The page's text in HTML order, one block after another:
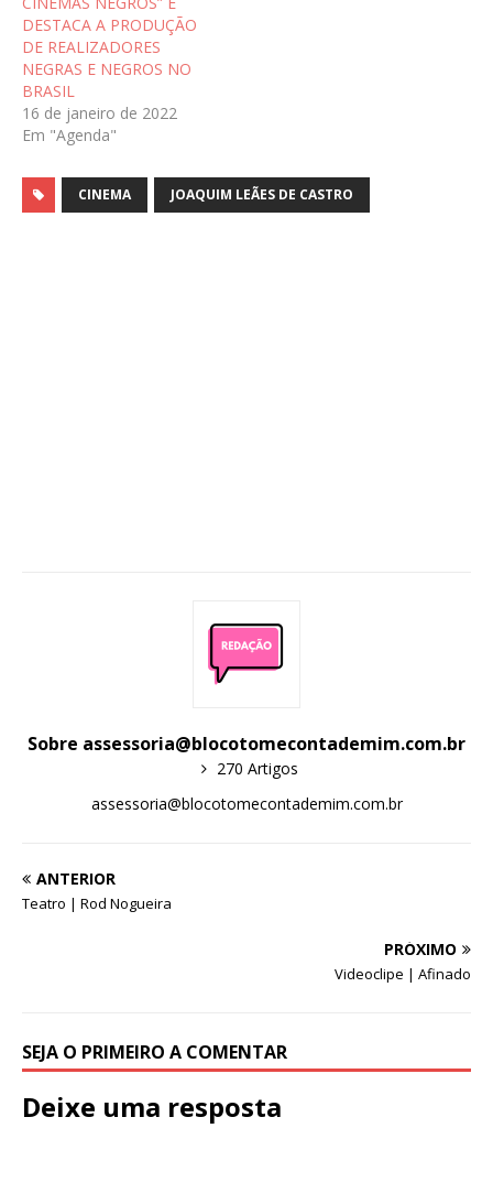
DESTACA A PRODUÇÃO
DE REALIZADORES
NEGRAS E NEGROS NO
BRASIL
16 de janeiro de 2022
Em "Agenda"
CINEMA JOAQUIM LEÃES DE CASTRO
Sobre assessoria@blocotomecontademim.com.br
270 Artigos
assessoria@blocotomecontademim.com.br
ANTERIOR
Teatro | Rod Nogueira
PRÓXIMO
Videoclipe | Afinado
SEJA O PRIMEIRO A COMENTAR
Deixe uma resposta